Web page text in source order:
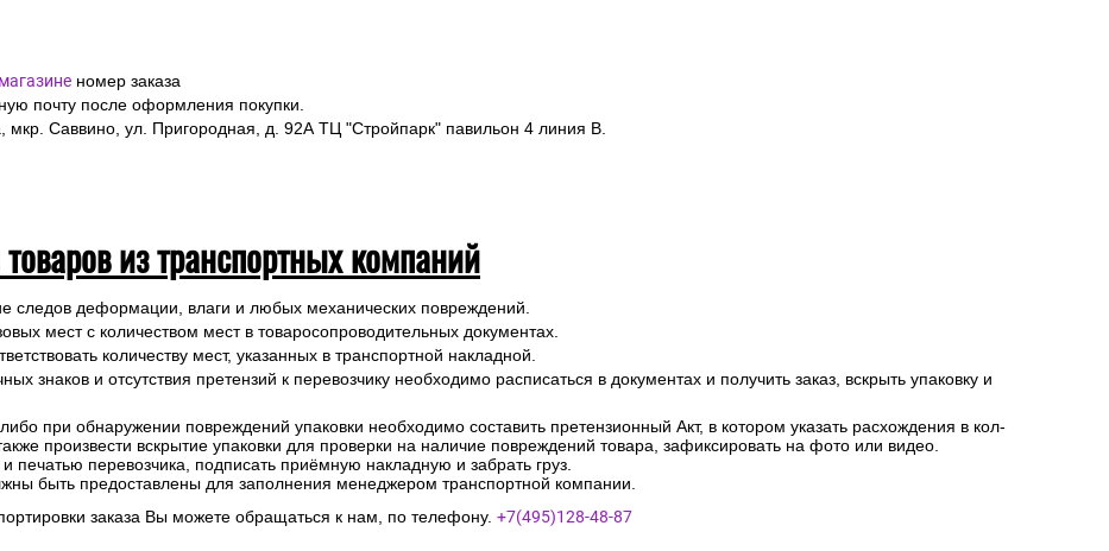
номер заказа
почту после оформления покупки.
мкр. Саввино, ул. Пригородная, д. 92А ТЦ "Стройпарк" павильон 4 линия В.
из транспортных компаний
следов деформации, влаги и любых механических повреждений.
мест с количеством мест в товаросопроводительных документах.
количеству мест, указанных в транспортной накладной.
знаков и отсутствия претензий к перевозчику необходимо расписаться в документах и получить заказ, вскрыть упаковку и
при обнаружении повреждений упаковки необходимо составить претензионный Акт, в котором указать расхождения в кол-
произвести вскрытие упаковки для проверки на наличие повреждений товара, зафиксировать на фото или видео.
печатью перевозчика, подписать приёмную накладную и забрать груз.
быть предоставлены для заполнения менеджером транспортной компании.
заказа Вы можете обращаться к нам, по телефону. +7(495)128-48-87